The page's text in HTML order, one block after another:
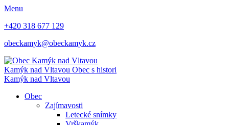
Menu
+420 318 677 129
obeckamyk@obeckamyk.cz
Kamýk nad Vltavou Obec s histori
Kamýk nad Vltavou
Obec
Zajímavosti
Letecké snímky